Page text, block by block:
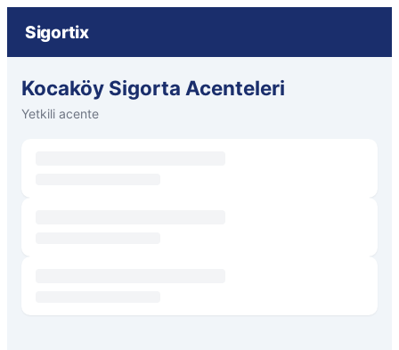
Sigortix
Kocaköy Sigorta Acenteleri
Yetkili acente